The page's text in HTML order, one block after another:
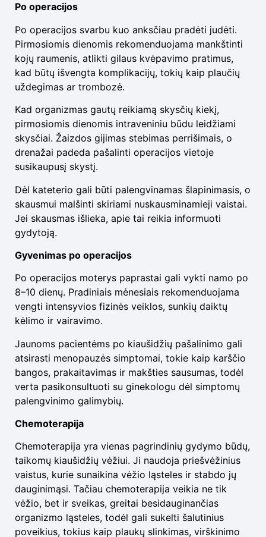
Po operacijos
Po operacijos svarbu kuo anksčiau pradėti judėti.
Pirmosiomis dienomis rekomenduojama mankštinti
kojų raumenis, atlikti gilaus kvėpavimo pratimus,
kad būtų išvengta komplikacijų, tokių kaip plaučių
uždegimas ar trombozė.
Kad organizmas gautų reikiamą skysčių kiekį,
pirmosiomis dienomis intraveniniu būdu leidžiami
skysčiai. Žaizdos gijimas stebimas perrišimais, o
drenažai padeda pašalinti operacijos vietoje
susikaupusį skystį.
Dėl kateterio gali būti palengvinamas šlapinimasis, o
skausmui malšinti skiriami nuskausminamieji vaistai.
Jei skausmas išlieka, apie tai reikia informuoti
gydytoją.
Gyvenimas po operacijos
Po operacijos moterys paprastai gali vykti namo po
8–10 dienų. Pradiniais mėnesiais rekomenduojama
vengti intensyvios fizinės veiklos, sunkių daiktų
kėlimo ir vairavimo.
Jaunoms pacientėms po kiaušidžių pašalinimo gali
atsirasti menopauzės simptomai, tokie kaip karščio
bangos, prakaitavimas ir makšties sausumas, todėl
verta pasikonsultuoti su ginekologu dėl simptomų
palengvinimo galimybių.
Chemoterapija
Chemoterapija yra vienas pagrindinių gydymo būdų,
taikomų kiaušidžių vėžiui. Ji naudoja priešvėžinius
vaistus, kurie sunaikina vėžio ląsteles ir stabdo jų
dauginimąsi. Tačiau chemoterapija veikia ne tik
vėžio, bet ir sveikas, greitai besidauginančias
organizmo ląsteles, todėl gali sukelti šalutinius
poveikius, tokius kaip plaukų slinkimas, virškinimo